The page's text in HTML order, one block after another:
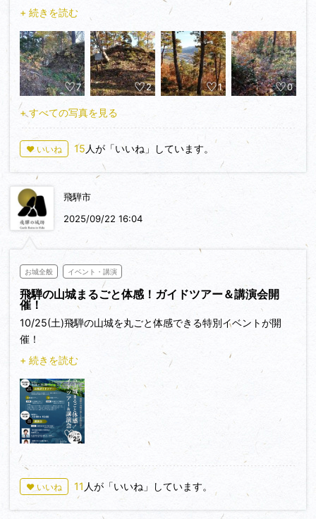
南飛騨から台頭してきた三木氏に従って存続しましたが、金森
長近の飛騨攻めにより落城し、小島氏も滅亡しました。
主郭部まで車で行けるようですが、古城跡の西端まで行くつも
りなので、そこからまた主郭部まで引き返すくらいなら山麓か
ら歩いて行こう、ということで、太江農業センター前の小島城
跡駐車場から登城開始。案内表示に従って進み、太江川を渡っ
たところが太江口の登城口で、登ること10分あまりで尾根筋
の林道に到達。林道南側には幾条かの竪堀があるようですが、
草木に覆われていてよくわかりません。沼町口からの登城道と
の合流を過ぎると、林道から見上げる尾根筋に二条の堀切がか
すかに見えますが、これも藪化していてはっきりしません。さ
らに進んだ先の林道終点に駐車場が設けられています。駐車場
から主郭部に向かう前に北尾根へ。深さのある堀切で尾根筋を
断ち切っていました。
主郭部の東端には櫓台がそびえ立っています。櫓台からは木々
の合間に南麓の沼町と宮川を見渡すことができました。櫓台の
南東部には東尾根に続く内枡形虎口がある…はずですが、ここ
なんだろうけど…と藪の凹凸から推測できる程度です。東西に
のびる主郭部の中央には一段高くに主郭があり、休憩所に説明
板が設置されていました。主郭部の西端にも内枡形虎口が開口
し、虎口の脇には未発達ながら算木積みの石垣が見られ、西辺
から北にかけて石垣が積まれています。枡形虎口も算木積み石
垣も飛騨の山城には見られないもので、新たな統治者としての
金森氏の権威を示すための改修と考えられるんだとか。
主郭部から尾根沿いに階段状に設けられた小曲輪群を下りて行
くと古城跡に至ります。当初は古城跡周辺のみだったのが東側
へと拡張されて現在見られる縄張になったようです。古城跡の
防御施設は切岸や土塁、西端に堀切が見られるくらいで、なる
ほど確かに主郭部に比べると古い縄張のように思えます。そし
+ 続きを読む
7 2 1 0
+ すべての写真を見る
♥ いいね 15 人が「いいね」しています。
飛騨市
2025/09/22 16:04
お城全般 イベント・講演
飛騨の山城まるごと体感！ガイドツアー＆講演会開
催！
10/25(土)飛騨の山城を丸ごと体感できる特別イベントが開
催！
午前は山城ガイドと歩く古川城・小島城ツアーを開催！
山城を巡りながらその魅力や歴史を間近で感じられます。
午後からは、加藤理文氏、萩原さちこ氏による講演が行われま
す。
現地を歩き、専門家の話を聞くことで、飛騨の山城の奥深さと
楽しさを一日で体感できる内容です。ぜひお越しください。
+ 続きを読む
0
♥ いいね 11 人が「いいね」しています。